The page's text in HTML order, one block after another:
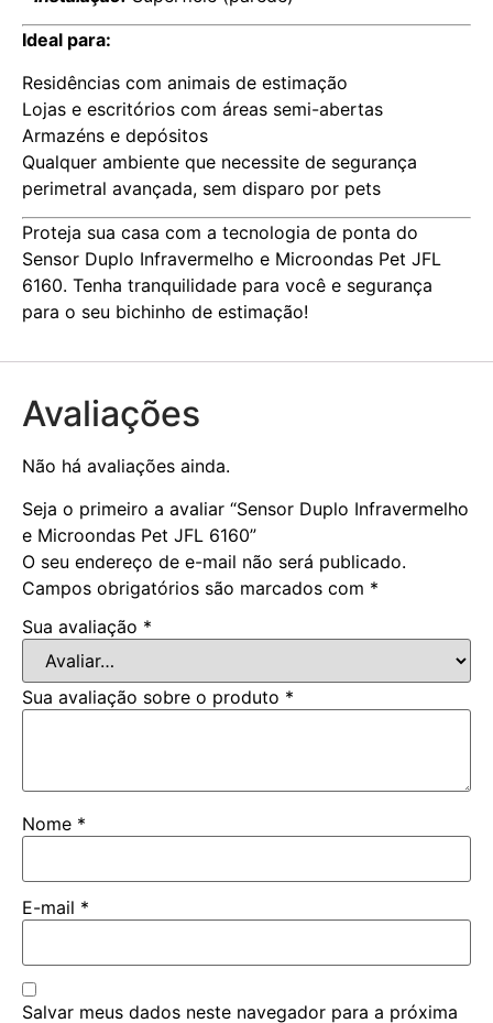
Ideal para:
Residências com animais de estimação
Lojas e escritórios com áreas semi-abertas
Armazéns e depósitos
Qualquer ambiente que necessite de segurança
perimetral avançada, sem disparo por pets
Proteja sua casa com a tecnologia de ponta do
Sensor Duplo Infravermelho e Microondas Pet JFL
6160. Tenha tranquilidade para você e segurança
para o seu bichinho de estimação!
Avaliações
Não há avaliações ainda.
Seja o primeiro a avaliar “Sensor Duplo Infravermelho
e Microondas Pet JFL 6160”
O seu endereço de e-mail não será publicado.
Campos obrigatórios são marcados com *
Sua avaliação *
Sua avaliação sobre o produto *
Nome *
E-mail *
Salvar meus dados neste navegador para a próxima